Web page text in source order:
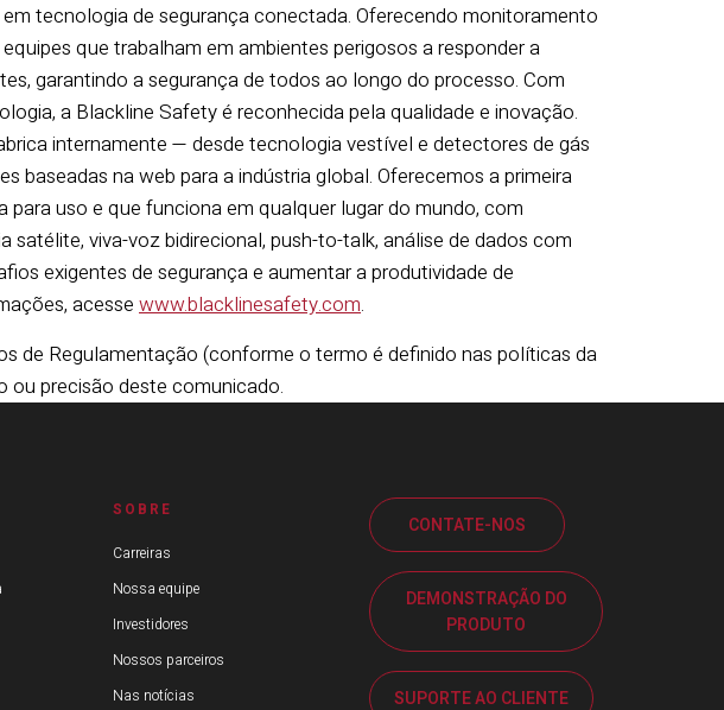
tecnologia de segurança conectada. Oferecendo monitoramento
que trabalham em ambientes perigosos a responder a
garantindo a segurança de todos ao longo do processo. Com
a Blackline Safety é reconhecida pela qualidade e inovação.
internamente — desde tecnologia vestível e detectores de gás
baseadas na web para a indústria global. Oferecemos a primeira
uso e que funciona em qualquer lugar do mundo, com
viva-voz bidirecional, push-to-talk, análise de dados com
exigentes de segurança e aumentar a produtividade de
acesse www.blacklinesafety.com.
de Regulamentação (conforme o termo é definido nas políticas da
ou precisão deste comunicado.
SOBRE
Carreiras
Nossa equipe
Investidores
Nossos parceiros
Nas notícias
CONTATE-NOS
DEMONSTRAÇÃO DO
PRODUTO
SUPORTE AO CLIENTE